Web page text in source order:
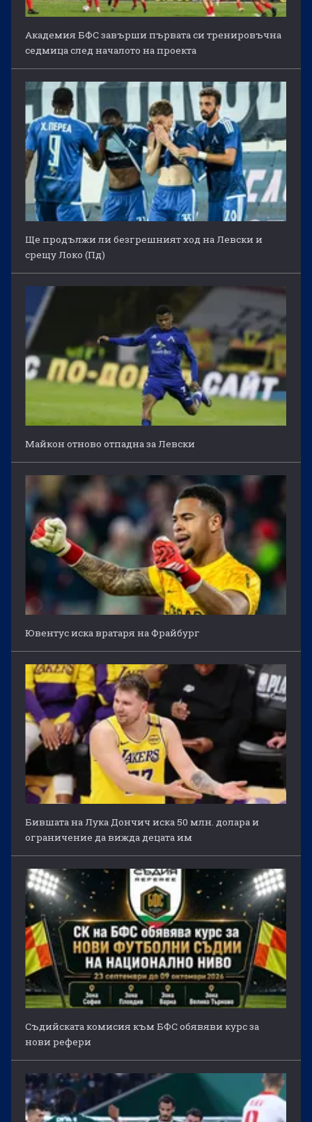
Академия БФС завърши първата си тренировъчна
седмица след началото на проекта
Ще продължи ли безгрешният ход на Левски и
срещу Локо (Пд)
Майкон отново отпадна за Левски
Ювентус иска вратаря на Фрайбург
Бившата на Лука Дончич иска 50 млн. долара и
ограничение да вижда децата им
Съдийската комисия към БФС обявяви курс за
нови рефери